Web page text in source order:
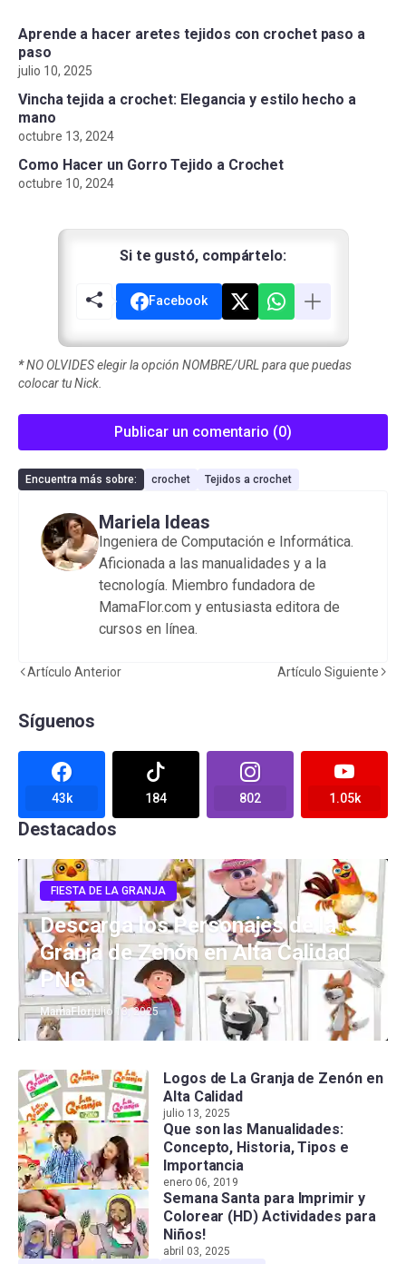
Aprende a hacer aretes tejidos con crochet paso a
paso
julio 10, 2025
Vincha tejida a crochet: Elegancia y estilo hecho a
mano
octubre 13, 2024
Como Hacer un Gorro Tejido a Crochet
octubre 10, 2024
Si te gustó, compártelo:
Facebook
*NO OLVIDES elegir la opción NOMBRE/URL para que puedas
colocar tu Nick.
Publicar un comentario (0)
Encuentra más sobre: crochet Tejidos a crochet
Mariela Ideas
Ingeniera de Computación e Informática.
Aficionada a las manualidades y a la
tecnología. Miembro fundadora de
MamaFlor.com y entusiasta editora de
cursos en línea.
Artículo Anterior Artículo Siguiente
Síguenos
43k 184 802 1.05k
Destacados
FIESTA DE LA GRANJA
Descarga los Personajes de la
Granja de Zenón en Alta Calidad
PNG
MamaFlorjulio 13, 2025
Logos de La Granja de Zenón en
Alta Calidad
julio 13, 2025
Que son las Manualidades:
Concepto, Historia, Tipos e
Importancia
enero 06, 2019
Semana Santa para Imprimir y
Colorear (HD) Actividades para
Niños!
abril 03, 2025